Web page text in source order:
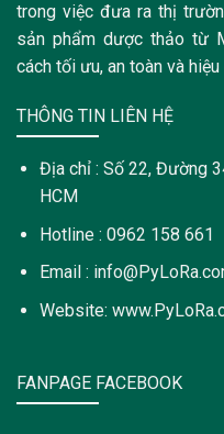
trong việc đưa ra thị
sản phẩm dược thảo từ
cách tối ưu, an toàn và hiệu
THÔNG TIN LIÊN HỆ
Địa chỉ : Số 22, Đường
HCM
Hotline : 0962 158 661
Email :
Website:
FANPAGE FACEBOOK